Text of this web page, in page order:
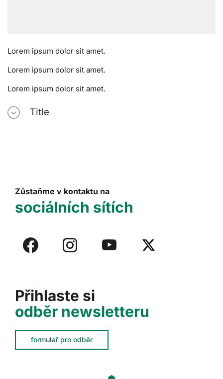
Lorem ipsum dolor sit amet.
Lorem ipsum dolor sit amet.
Lorem ipsum dolor sit amet.
Title
Přihlaste si
odběr newsletteru
formulář pro odběr
Zůstaňme v kontaktu na
sociálních sítích